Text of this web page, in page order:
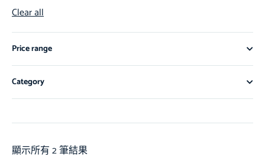
Clear all
Price range
Category
顯示所有 2 筆結果